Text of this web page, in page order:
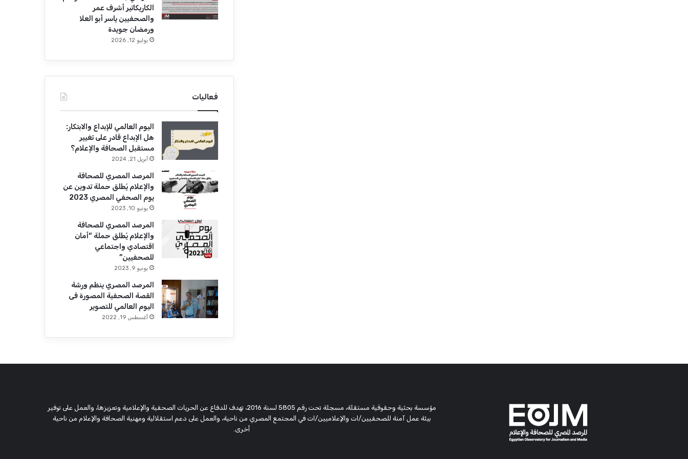
الكاريكاتير أشرف عمر
والصحفيين ياسر أبو العلا
ورمضان جويدة
يوليو 12, 2026
فعاليات
اليوم العالمي للإبداع والابتكار:
هل الإبداع قادر على تغيير
مستقبل الصحافة والإعلام؟
أبريل 21, 2024
المرصد المصري للصحافة
والإعلام يُطلق حملة تدوين عن
يوم الصحفي المصري 2023
يونيو 10, 2023
المرصد المصري للصحافة
والإعلام يُطلق حملة “أمان
اقتصادي واجتماعي
للصحفيين”
يونيو 9, 2023
المرصد المصري ينظم ورشة
القصة الصحفية المصورة فى
اليوم العالمي للتصوير
أغسطس 19, 2022
مؤسسة بحثية وحقوقية مستقلة، مسجلة تحت رقم 5805 لسنة 2016، تهدف للدفاع عن الحريات الصحفية والإعلامية وتعزيزها، والعمل على توفير
بيئة عمل آمنة للصحفيين/ات والإعلاميين/ات في المجتمع المصري من ناحية، والعمل على دعم استقلالية ومهنية الصحافة والإعلام من ناحية
أخرى.